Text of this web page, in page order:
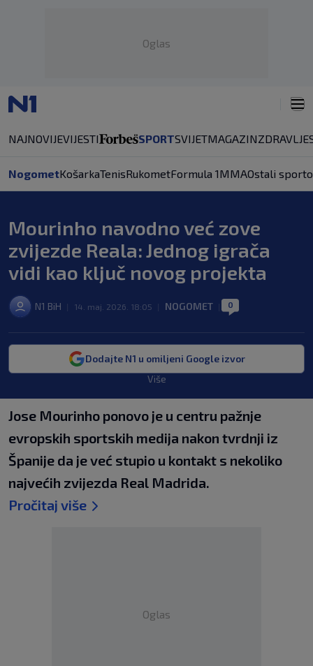
Oglas
NAJNOVIJEVIJESTI SPORTSVIJETMAGAZINZDRAVLJE
NogometKošarkaTenisRukometFormula 1MMAOstali
Mourinho navodno već zove
zvijezde Reala: Jednog igrača
vidi kao ključ novog projekta
N1 BiH 14. maj. 2026. 18:05 NOGOMET 0
Dodajte N1 u omiljeni Google izvor
Više
Jose Mourinho ponovo je u centru pažnje
evropskih sportskih medija nakon tvrdnji iz
Španije da je već stupio u kontakt s nekoliko
najvećih zvijezda Real Madrida.
Pročitaj više
Oglas